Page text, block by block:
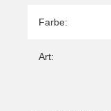
Farbe:
Art: